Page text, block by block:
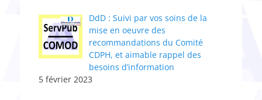
DdD : Suivi par vos soins de la
mise en oeuvre des
recommandations du Comité
CDPH, et aimable rappel des
besoins d’information
5 février 2023